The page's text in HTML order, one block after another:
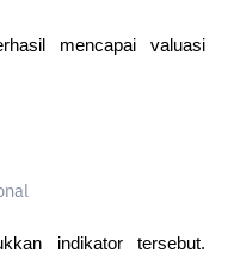
mencapai valuasi
indikator tersebut.